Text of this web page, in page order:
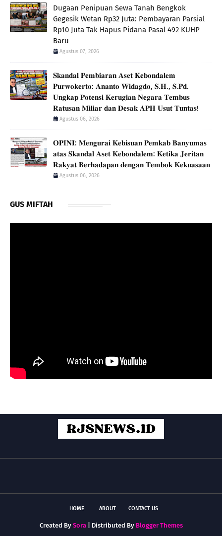
Dugaan Penipuan Sewa Tanah Bengkok
Gegesik Wetan Rp32 Juta: Pembayaran Parsial
Rp10 Juta Tak Hapus Pidana Pasal 492 KUHP
Baru
Agustus 07, 2026
𝐒𝐤𝐚𝐧𝐝𝐚𝐥 𝐏𝐞𝐦𝐛𝐢𝐚𝐫𝐚𝐧 𝐀𝐬𝐞𝐭 𝐊𝐞𝐛𝐨𝐧𝐝𝐚𝐥𝐞𝐦
𝐏𝐮𝐫𝐰𝐨𝐤𝐞𝐫𝐭𝐨: 𝐀𝐧𝐚𝐧𝐭𝐨 𝐖𝐢𝐝𝐚𝐠𝐝𝐨, 𝐒.𝐇., 𝐒.𝐏𝐝.
𝐔𝐧𝐠𝐤𝐚𝐩 𝐏𝐨𝐭𝐞𝐧𝐬𝐢 𝐊𝐞𝐫𝐮𝐠𝐢𝐚𝐧 𝐍𝐞𝐠𝐚𝐫𝐚 𝐓𝐞𝐦𝐛𝐮𝐬
𝐑𝐚𝐭𝐮𝐬𝐚𝐧 𝐌𝐢𝐥𝐢𝐚𝐫 𝐝𝐚𝐧 𝐃𝐞𝐬𝐚𝐤 𝐀𝐏𝐇 𝐔𝐬𝐮𝐭 𝐓𝐮𝐧𝐭𝐚𝐬!
Agustus 06, 2026
𝐎𝐏𝐈𝐍𝐈: 𝐌𝐞𝐧𝐠𝐮𝐫𝐚𝐢 𝐊𝐞𝐛𝐢𝐬𝐮𝐚𝐧 𝐏𝐞𝐦𝐤𝐚𝐛 𝐁𝐚𝐧𝐲𝐮𝐦𝐚𝐬
𝐚𝐭𝐚𝐬 𝐒𝐤𝐚𝐧𝐝𝐚𝐥 𝐀𝐬𝐞𝐭 𝐊𝐞𝐛𝐨𝐧𝐝𝐚𝐥𝐞𝐦: 𝐊𝐞𝐭𝐢𝐤𝐚 𝐉𝐞𝐫𝐢𝐭𝐚𝐧
𝐑𝐚𝐤𝐲𝐚𝐭 𝐁𝐞𝐫𝐡𝐚𝐝𝐚𝐩𝐚𝐧 𝐝𝐞𝐧𝐠𝐚𝐧 𝐓𝐞𝐦𝐛𝐨𝐤 𝐊𝐞𝐤𝐮𝐚𝐬𝐚𝐚𝐧
Agustus 06, 2026
GUS MIFTAH
HOME ABOUT CONTACT US
Created By Sora| Distributed By Blogger Themes